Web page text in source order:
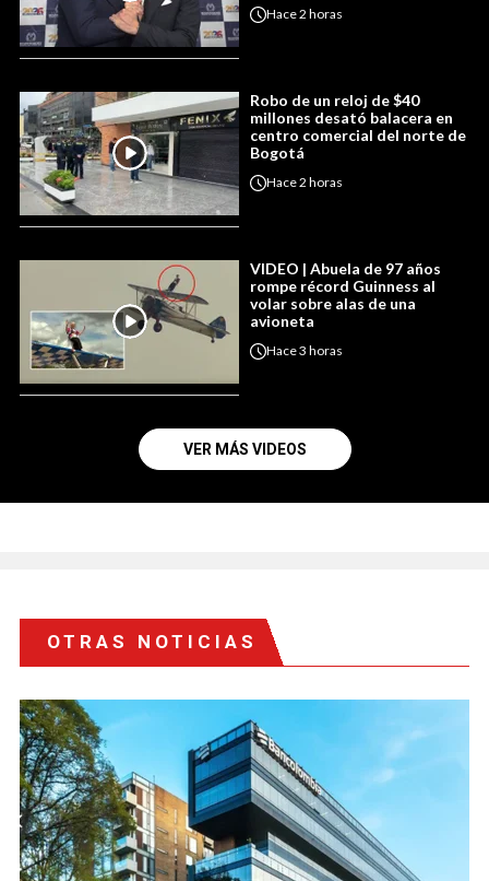
Hace2 horas
Robo de un reloj de $40
millones desató balacera en
centro comercial del norte de
Bogotá
Hace2 horas
VIDEO | Abuela de 97 años
rompe récord Guinness al
volar sobre alas de una
avioneta
Hace3 horas
VER MÁS VIDEOS
OTRAS NOTICIAS